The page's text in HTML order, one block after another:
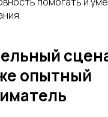
опытный